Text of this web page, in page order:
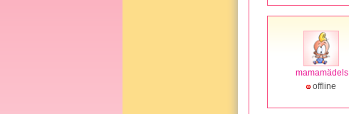
mamamädels
offline